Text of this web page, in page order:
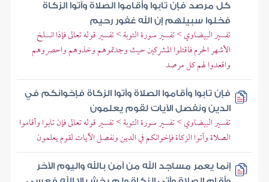
كل مرصد فإن تابوا وأقاموا الصلاة وآتوا الزكاة
فخلوا سبيلهم إن الله غفور رحيم
تفسير البيضاوي > تفسير سورة التوبة > تفسير قوله تعالى فإذا انسلخ
الأشهر الحرم فاقتلوا المشركين حيث وجدتموهم وخذوهم واحصروهم
واقعدوا لهم كل مرصد
فإن تابوا وأقاموا الصلاة وآتوا الزكاة فإخوانكم في
الدين ونفصل الآيات لقوم يعلمون
تفسير البيضاوي > تفسير سورة التوبة > تفسير قوله تعالى فإن تابوا وأقاموا
الصلاة وآتوا الزكاة فإخوانكم في الدين ونفصل الآيات لقوم يعلمون
إنما يعمر مساجد الله من آمن بالله واليوم الآخر